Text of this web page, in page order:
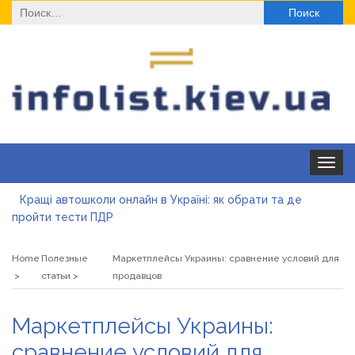
Найти:
Toggle
Кращі автошколи онлайн в Україні: як обрати та де
пройти тести ПДР
согреться
«Правильне електроживлення» — лідер серед компаній з
Home Полезные
статьи
Маркетплейсы Украины: сравнение условий для
продавцов
Маркетплейсы Украины: